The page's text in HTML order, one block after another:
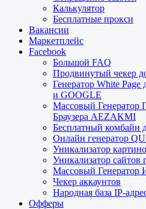
Калькулятор
Бесплатные прокси
Вакансии
Маркетплейс
Facebook
Большой FAQ
Продвинутый чекер
Генератор White
и GOOGLE
Массовый Генератор
Браузера AEZAKMI
Бесплатный комбайн
Онлайн генератор
Уникализатор
Уникализатор сайтов
Массовый Генератор
Чекер аккаунтов
Народная база IP-
Офферы